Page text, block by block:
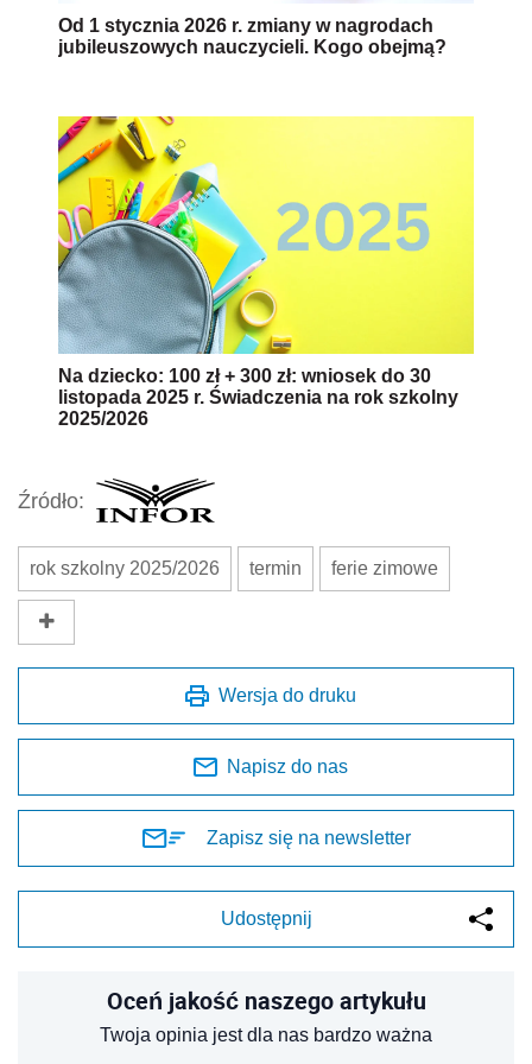
Od 1 stycznia 2026 r. zmiany w nagrodach
jubileuszowych nauczycieli. Kogo obejmą?
Na dziecko: 100 zł + 300 zł: wniosek do 30
listopada 2025 r. Świadczenia na rok szkolny
2025/2026
Źródło:
rok szkolny 2025/2026 termin ferie zimowe
Wersja do druku
Napisz do nas
Zapisz się na newsletter
Udostępnij
Oceń jakość naszego artykułu
Twoja opinia jest dla nas bardzo ważna